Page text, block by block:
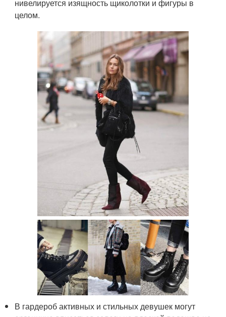
нивелируется изящность щиколотки и фигуры в
целом.
В гардероб активных и стильных девушек могут